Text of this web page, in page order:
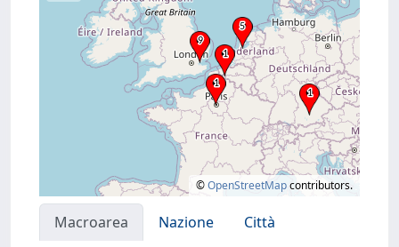
©OpenStreetMapcontributors.
Macroarea Nazione
Città